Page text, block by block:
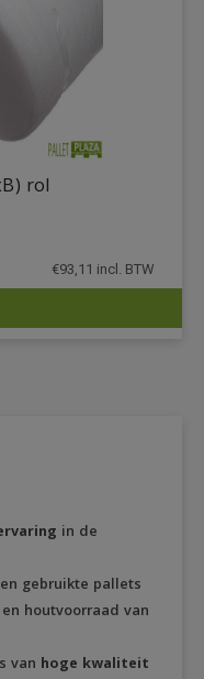
in de
gebruikte pallets
en houtvoorraad van
van hoge kwaliteit
DETAILS
rol
€93,11 incl. BTW